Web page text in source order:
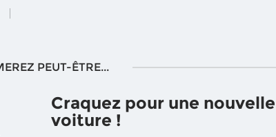
PEUT-ÊTRE...
Craquez pour une nouvelle
voiture !